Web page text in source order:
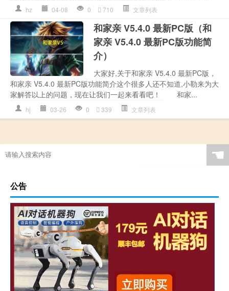
hz 04-08 0 710 文章列表
和家亲 V5.4.0 最新PC版（和
家亲 V5.4.0 最新PC版功能简
介）
大家好,关于和家亲 V5.4.0 最新PC版，
和家亲 V5.4.0 最新PC版功能简介这个很多人还不知道,小勒来为大
家解答以上的问题，现在让我们一起来看看吧！ 和家...
hj 03-26 0 339 文章列表
☚
公告